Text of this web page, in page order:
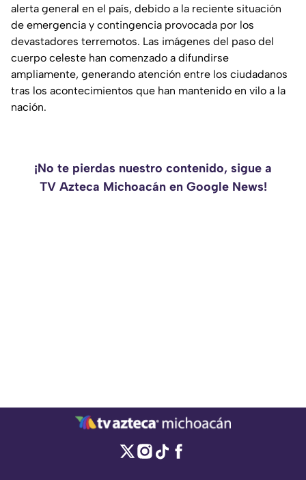
alerta general en el país, debido a la reciente situación
de emergencia y contingencia provocada por los
devastadores terremotos. Las imágenes del paso del
cuerpo celeste han comenzado a difundirse
ampliamente, generando atención entre los ciudadanos
tras los acontecimientos que han mantenido en vilo a la
nación.
¡No te pierdas nuestro contenido, sigue a
TV Azteca Michoacán en Google News!